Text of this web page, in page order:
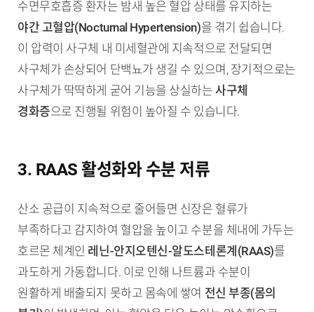
수면무호흡증 환자는 밤새 높은 혈압 상태를 유지하는
야간 고혈압(Nocturnal Hypertension)을 겪기 쉽습니다.
이 압력이 사구체 내 미세혈관에 지속적으로 전달되면
사구체가 손상되어 단백뇨가 생길 수 있으며, 장기적으로는
사구체가 딱딱하게 굳어 기능을 상실하는사구체
경화증으로 진행될 위험이 높아질 수 있습니다.
3. RAAS 활성화와 수분 저류
산소 공급이 지속적으로 줄어들면 신장은 혈류가
부족하다고 감지하여 혈압을 높이고 수분을 체내에 가두는
호르몬 체계인 레닌-안지오텐신-알도스테론계(RAAS)를
과도하게 가동합니다. 이로 인해 나트륨과 수분이
원활하게 배출되지 못하고 몸속에 쌓여 전신 부종(몸의